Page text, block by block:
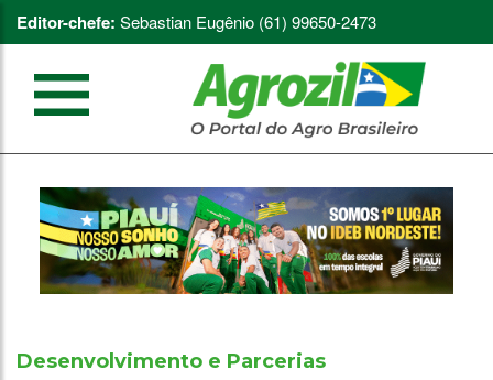
Editor-chefe: Sebastian Eugênio (61) 99650-2473
Desenvolvimento e Parcerias